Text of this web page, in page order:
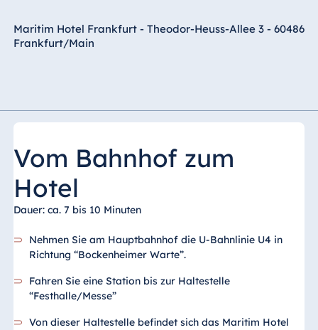
Maritim Hotel Frankfurt - Theodor-Heuss-Allee 3 - 60486
Frankfurt/Main
Vom Bahnhof zum
Hotel
Dauer: ca. 7 bis 10 Minuten
Nehmen Sie am Hauptbahnhof die U-Bahnlinie U4 in
Richtung “Bockenheimer Warte”.
Fahren Sie eine Station bis zur Haltestelle
“Festhalle/Messe”
Von dieser Haltestelle befindet sich das Maritim Hotel